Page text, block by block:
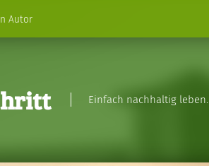
Autor
Einfach nachhaltig leben.